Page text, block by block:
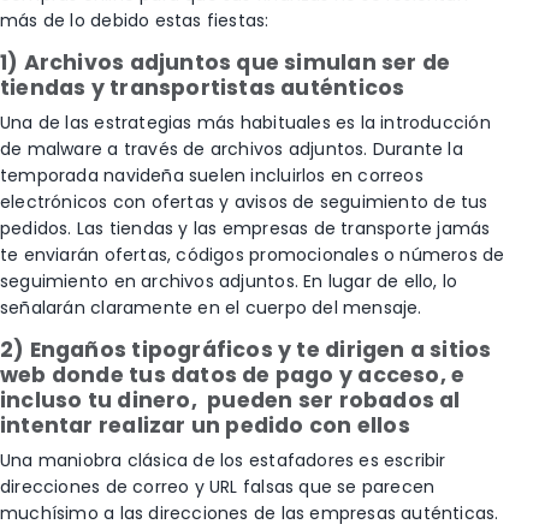
más de lo debido estas fiestas:
1) Archivos adjuntos que simulan ser de
tiendas y transportistas auténticos
Una de las estrategias más habituales es la introducción
de malware a través de archivos adjuntos. Durante la
temporada navideña suelen incluirlos en correos
electrónicos con ofertas y avisos de seguimiento de tus
pedidos. Las tiendas y las empresas de transporte jamás
te enviarán ofertas, códigos promocionales o números de
seguimiento en archivos adjuntos. En lugar de ello, lo
señalarán claramente en el cuerpo del mensaje.
2) Engaños tipográficos y te dirigen a sitios
web donde tus datos de pago y acceso, e
incluso tu dinero, pueden ser robados al
intentar realizar un pedido con ellos
Una maniobra clásica de los estafadores es escribir
direcciones de correo y URL falsas que se parecen
muchísimo a las direcciones de las empresas auténticas.